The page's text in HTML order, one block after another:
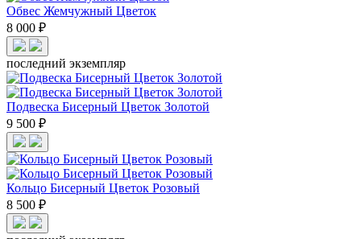
Обвес Жемчужный Цветок
8 000 ₽
последний экземпляр
Подвеска Бисерный Цветок Золотой
9 500 ₽
Кольцо Бисерный Цветок Розовый
8 500 ₽